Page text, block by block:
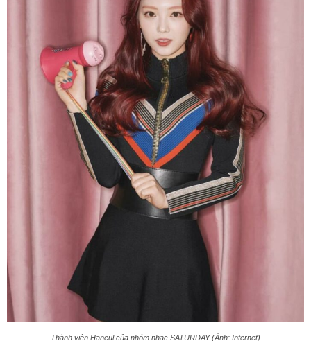
Thành viên Haneul của nhóm nhạc SATURDAY (Ảnh: Internet)